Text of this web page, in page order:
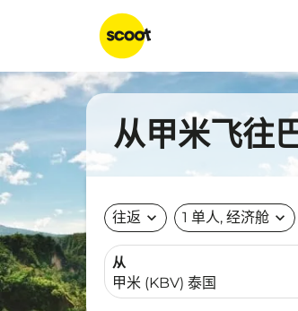
从甲米飞往
往返 expand_more 1 单人, 经济舱 expand_more
从